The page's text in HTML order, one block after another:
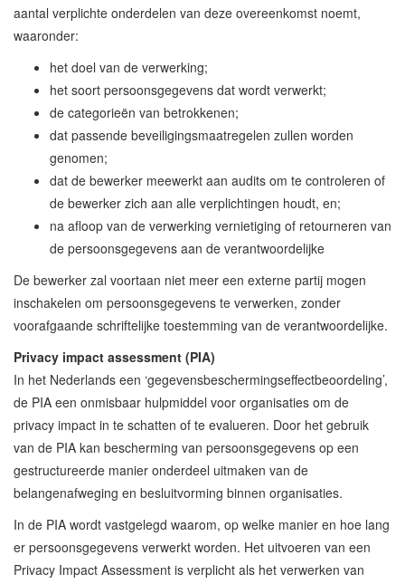
aantal verplichte onderdelen van deze overeenkomst noemt,
waaronder:
het doel van de verwerking;
het soort persoonsgegevens dat wordt verwerkt;
de categorieën van betrokkenen;
dat passende beveiligingsmaatregelen zullen worden
genomen;
dat de bewerker meewerkt aan audits om te controleren of
de bewerker zich aan alle verplichtingen houdt, en;
na afloop van de verwerking vernietiging of retourneren van
de persoonsgegevens aan de verantwoordelijke
De bewerker zal voortaan niet meer een externe partij mogen
inschakelen om persoonsgegevens te verwerken, zonder
voorafgaande schriftelijke toestemming van de verantwoordelijke.
Privacy impact assessment (PIA)
In het Nederlands een ‘gegevensbeschermingseffectbeoordeling’,
de PIA een onmisbaar hulpmiddel voor organisaties om de
privacy impact in te schatten of te evalueren. Door het gebruik
van de PIA kan bescherming van persoonsgegevens op een
gestructureerde manier onderdeel uitmaken van de
belangenafweging en besluitvorming binnen organisaties.
In de PIA wordt vastgelegd waarom, op welke manier en hoe lang
er persoonsgegevens verwerkt worden. Het uitvoeren van een
Privacy Impact Assessment is verplicht als het verwerken van